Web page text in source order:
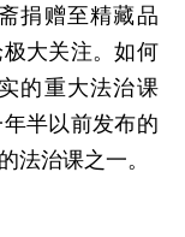
捐赠至精藏品
极大关注。如何
的重大法治课
半以前发布的
法治课之一。